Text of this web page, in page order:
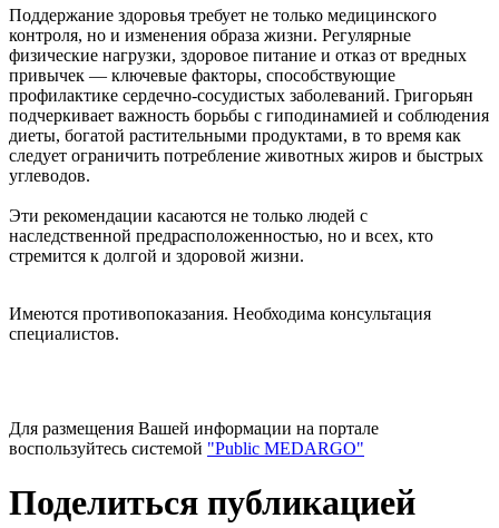
Поддержание здоровья требует не только медицинского
контроля, но и изменения образа жизни. Регулярные
физические нагрузки, здоровое питание и отказ от вредных
привычек — ключевые факторы, способствующие
профилактике сердечно-сосудистых заболеваний. Григорьян
подчеркивает важность борьбы с гиподинамией и соблюдения
диеты, богатой растительными продуктами, в то время как
следует ограничить потребление животных жиров и быстрых
углеводов.
Эти рекомендации касаются не только людей с
наследственной предрасположенностью, но и всех, кто
стремится к долгой и здоровой жизни.
Имеются противопоказания. Необходима консультация
специалистов.
Для размещения Вашей информации на портале
воспользуйтесь системой "Public MEDARGO"
Поделиться публикацией